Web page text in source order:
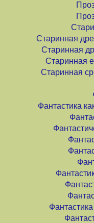
Старинная
Старинная
Старинная
Старинная
Фантастика